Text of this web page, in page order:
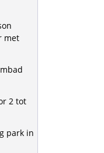
met
2 tot
park in